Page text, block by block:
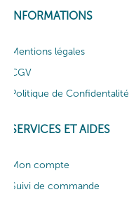
INFORMATIONS
Mentions légales
CGV
Politique de Confidentalité
SERVICES ET AIDES
Mon compte
Suivi de commande